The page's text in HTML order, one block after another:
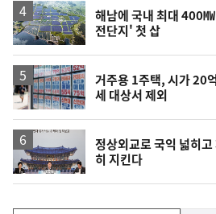
해남에 국내 최대 400
전단지' 첫 삽
거주용 1주택, 시가 20
세 대상서 제외
정상외교로 국익 넓히
히 지킨다